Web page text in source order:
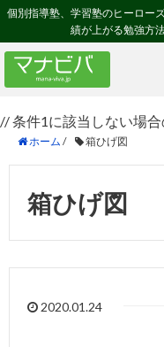
個別指導塾、学習塾のヒーロー
績が上がる勉強方
// 条件1に該当しない場
ホーム / 箱ひげ図
箱ひげ図
2020.01.24